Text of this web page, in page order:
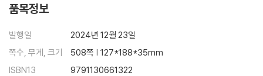
품목정보
발행일
2024년 12월 23일
쪽수, 무게, 크기
508쪽 | 127*188*35mm
ISBN13
9791130661322